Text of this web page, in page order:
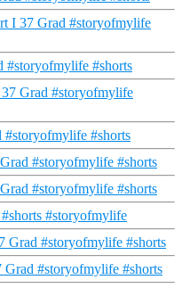
I 37 Grad #storyofmylife
#storyofmylife #shorts
Grad #storyofmylife
#storyofmylife #shorts
#storyofmylife #shorts
#storyofmylife #shorts
#storyofmylife
Grad #storyofmylife #shorts
Grad #storyofmylife #shorts